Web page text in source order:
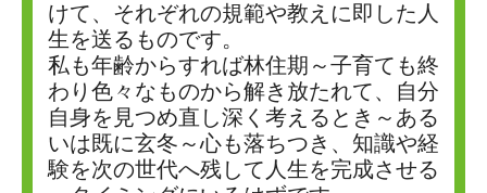
けて、それぞれの規範や教えに即した人
生を送るものです。
私も年齢からすれば林住期～子育ても終
わり色々なものから解き放たれて、自分
自身を見つめ直し深く考えるとき～ある
いは既に玄冬～心も落ちつき、知識や経
験を次の世代へ残して人生を完成させる